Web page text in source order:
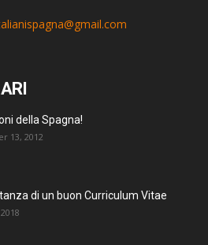
della Spagna!
13, 2012
di un buon Curriculum Vitae